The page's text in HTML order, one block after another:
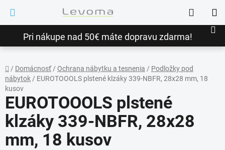
obsah
Pri nákupe nad 50€ máte dopravu zdarma!
Hľadať
Domov
/ Domácnosť/ Ochrana nábytku a tesnenia / Podložky pod
nábytok / EUROTOOOLS plstené klzáky 339-NBFR, 28x28 mm, 18
kusov
EUROTOOOLS plstené
klzáky 339-NBFR, 28x28
mm, 18 kusov